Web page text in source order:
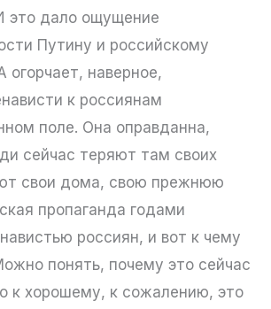
это дало ощущение
Путину и российскому
огорчает, наверное,
к россиянам
поле. Она оправданна,
сейчас теряют там своих
свои дома, свою прежнюю
пропаганда годами
россиян, и вот к чему
понять, почему это сейчас
к хорошему, к сожалению, это